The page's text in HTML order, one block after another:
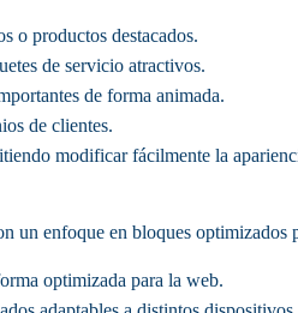
o productos destacados.
de servicio atractivos.
de forma animada.
de clientes.
modificar fácilmente la
un enfoque en bloques
optimizada para la web.